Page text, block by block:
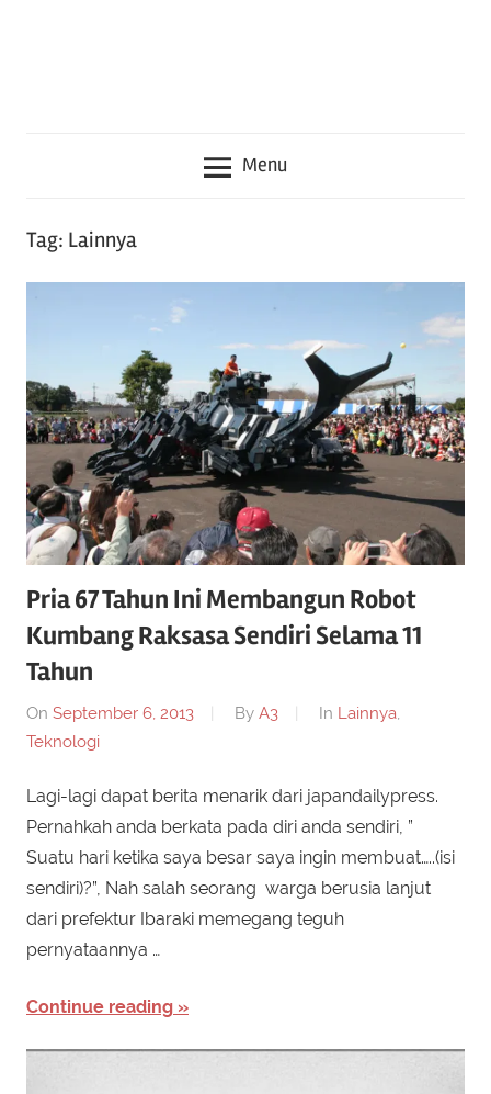
Menu
Tag: Lainnya
Pria 67 Tahun Ini Membangun Robot
Kumbang Raksasa Sendiri Selama 11
Tahun
On September 6, 2013 By A3 In Lainnya,
Teknologi
Lagi-lagi dapat berita menarik dari japandailypress.
Pernahkah anda berkata pada diri anda sendiri, ”
Suatu hari ketika saya besar saya ingin membuat…..(isi
sendiri)?”, Nah salah seorang warga berusia lanjut
dari prefektur Ibaraki memegang teguh
pernyataannya …
Continue reading